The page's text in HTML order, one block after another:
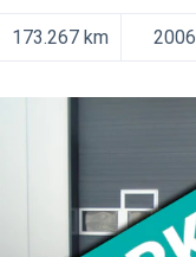
173.267 km 2006